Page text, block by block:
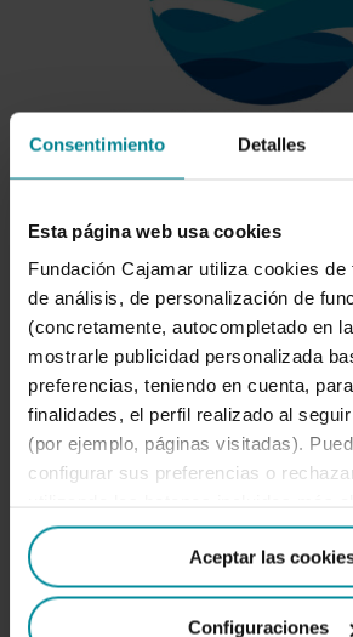
Consentimiento Detalles
Esta página web usa cookies
Fundación Cajamar utiliza cookies
de análisis, de personalización de
(concretamente, autocompletado en
mostrarle publicidad personalizada
preferencias, teniendo en cuenta,
finalidades, el perfil realizado al
(por ejemplo, páginas visitadas).
configurar sus preferencias o
“Detalles”. También puede obtener
como cambiar el consentimiento en
desde nuestraPolítica de Cookies.
Aceptar las
Configuraciones
Captoplastic S.L.